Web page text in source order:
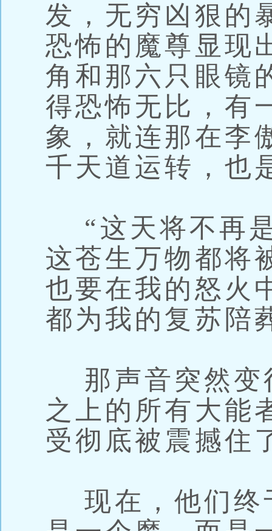
发，无穷凶狠的
恐怖的魔尊显现
角和那六只眼镜
得恐怖无比，有
象，就连那在李
千天道运转，也
“这天将不再
这苍生万物都将
也要在我的怒火
都为我的复苏陪
那声音突然变
之上的所有大能
受彻底被震撼住
现在，他们终